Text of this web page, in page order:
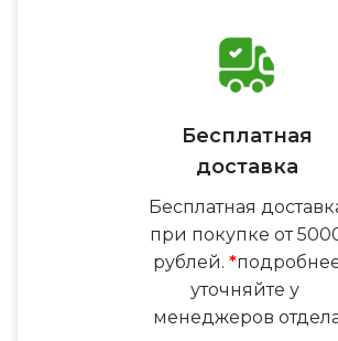
Бесплатная
доставка
Бесплатная
при покупке от
рублей. *
уточняйте у
менеджеров